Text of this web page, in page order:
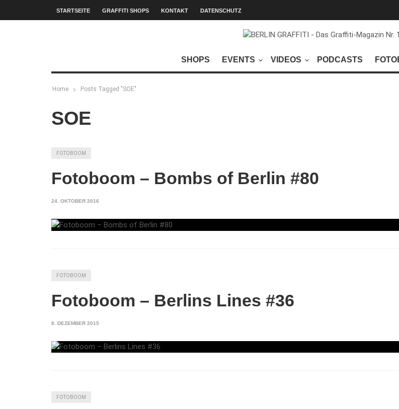
STARTSEITE GRAFFITI SHOPS KONTAKT DATENSCHUTZ
SHOPS EVENTS VIDEOS PODCASTS
Home Posts Tagged "SOE"
SOE
FOTOBOOM
Fotoboom – Bombs of Berlin #80
24. OKTOBER 2016
FOTOBOOM
Fotoboom – Berlins Lines #36
8. DEZEMBER 2015
FOTOBOOM